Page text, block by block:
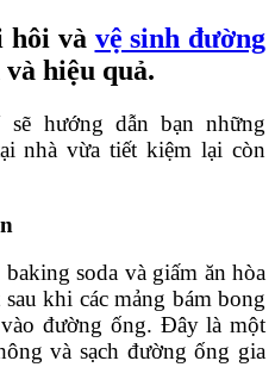
hôi và vệ sinh đường
hiệu quả.
sẽ hướng dẫn bạn những
nhà vừa tiết kiệm lại còn
soda và giấm ăn hòa
khi các mảng bám bong
đường ống. Đây là một
và sạch đường ống gia